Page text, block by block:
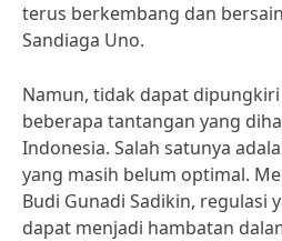
terus berkembang dan
Sandiaga Uno.
Namun, tidak dapat
beberapa tantangan yang
Indonesia. Salah satunya
yang masih belum optimal.
Budi Gunadi Sadikin, regulasi
dapat menjadi hambatan